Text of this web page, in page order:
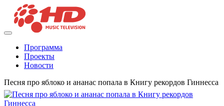
Программа
Проекты
Новости
Песня про яблоко и ананас попала в Книгу рекордов Гиннесса